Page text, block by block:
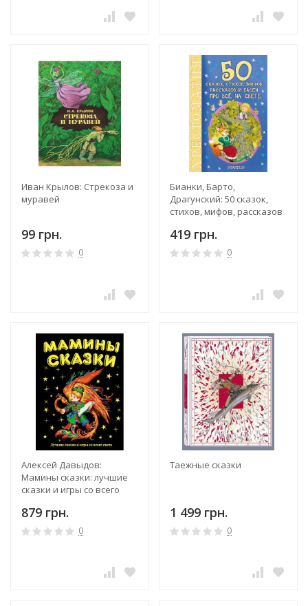
Иван Крылов: Стрекоза и
муравей
99 грн.
0
Бианки, Барто,
Драгунский: 50 сказок,
стихов, мифов, рассказов
Хрестоматия
419 грн.
0
Алексей Давыдов:
Мамины сказки: лучшие
сказки и игры со всего
879 грн.
0
Таежные сказки
1 499 грн.
0